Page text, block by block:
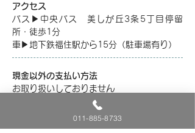
アクセス
バス▶中央バス 美しが丘3条5丁目停留
所・徒歩1分
車▶地下鉄福住駅から15分（駐車場有り）
現金以外の支払い方法
お取り扱いしておりません
011-885-8733